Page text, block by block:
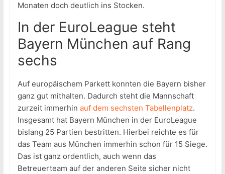
Monaten doch deutlich ins Stocken.
In der EuroLeague steht
Bayern München auf Rang
sechs
Auf europäischem Parkett konnten die Bayern bisher
ganz gut mithalten. Dadurch steht die Mannschaft
zurzeit immerhin auf dem sechsten Tabellenplatz.
Insgesamt hat Bayern München in der EuroLeague
bislang 25 Partien bestritten. Hierbei reichte es für
das Team aus München immerhin schon für 15 Siege.
Das ist ganz ordentlich, auch wenn das
Betreuerteam auf der anderen Seite sicher nicht